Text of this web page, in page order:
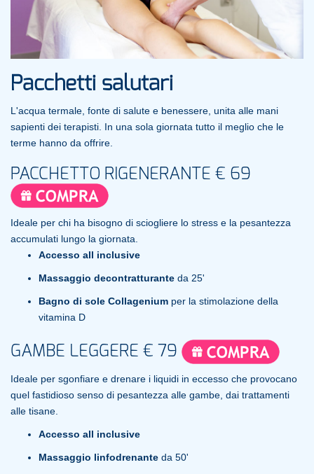
Pacchetti salutari
L'acqua termale, fonte di salute e benessere, unita alle mani
sapienti dei terapisti. In una sola giornata tutto il meglio che le
terme hanno da offrire.
PACCHETTO RIGENERANTE € 69
Ideale per chi ha bisogno di sciogliere lo stress e la pesantezza
accumulati lungo la giornata.
Accesso all inclusive
Massaggio decontratturante da 25'
Bagno di sole Collagenium per la stimolazione della
vitamina D
GAMBE LEGGERE € 79
Ideale per sgonfiare e drenare i liquidi in eccesso che provocano
quel fastidioso senso di pesantezza alle gambe, dai trattamenti
alle tisane.
Accesso all inclusive
Massaggio linfodrenante da 50'